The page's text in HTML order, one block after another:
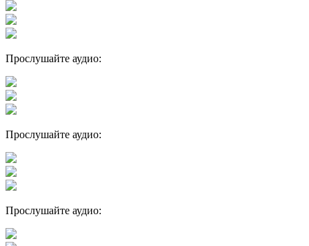
Прослушайте аудио:
Прослушайте аудио:
Прослушайте аудио: